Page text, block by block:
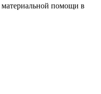
помощи в